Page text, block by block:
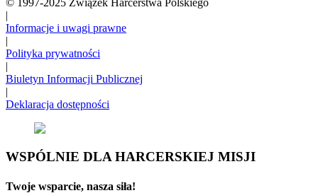
|
Informacje i uwagi prawne
|
Polityka prywatności
|
Biuletyn Informacji Publicznej
|
Deklaracja dostępności
WSPÓLNIE DLA HARCERSKIEJ MISJI
Twoje wsparcie, nasza siła!